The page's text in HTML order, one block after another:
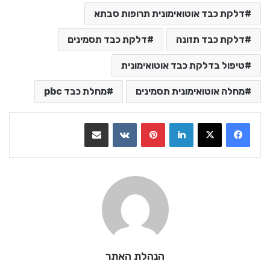
דלקת כבד אוטואימונית תרופות סבתא
דלקת כבד תזונה דלקת כבד תסמינים
טיפול בדלקת כבד אוטואימונית
מחלה אוטואימונית תסמינים מחלת כבד pbc
LinkedIn
VKontakte
הנהלת האתר